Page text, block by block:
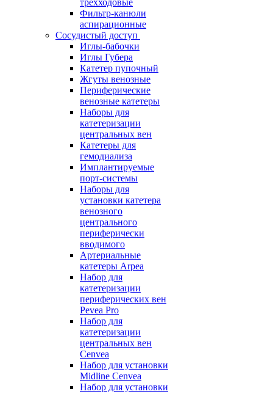
трёхходовые
Фильтр-канюли
аспирационные
Сосудистый доступ
Иглы-бабочки
Иглы Губера
Катетер пупочный
Жгуты венозные
Периферические
венозные катетеры
Наборы для
катетеризации
центральных вен
Катетеры для
гемодиализа
Имплантируемые
порт‑системы
Наборы для
установки катетера
венозного
центрального
периферически
вводимого
Артериальные
катетеры Arpea
Набор для
катетеризации
периферических вен
Pevea Pro
Набор для
катетеризации
центральных вен
Cenvea
Набор для установки
Midline Cenvea
Набор для установки